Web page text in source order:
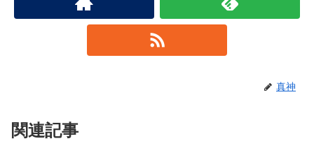
真神
関連記事